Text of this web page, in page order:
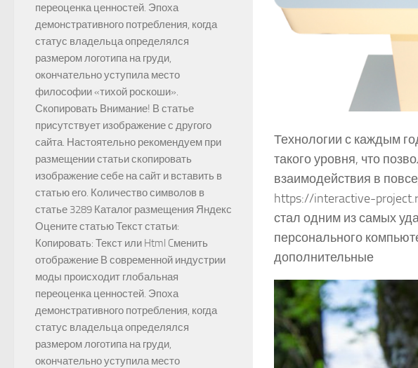
Технологии с каждым
такого уровня, что
взаимодействия в
https://interactive-
стал одним из самых
персонального
дополнительные
переоценка ценностей. Эпоха
демонстративного потребления, когда
статус владельца определялся
размером логотипа на груди,
окончательно уступила место
философии «тихой роскоши».
Скопировать Внимание! В статье
присутствует изображение с другого
сайта. Настоятельно рекомендуем при
размещении статьи скопировать
изображение себе на сайт и вставить в
статью его. Количество символов в
статье 3289 Каталог размещения Яндекс
Оцените статью Текст статьи:
Копировать: Текст или Html Cменить
отображение В современной индустрии
моды происходит глобальная
переоценка ценностей. Эпоха
демонстративного потребления, когда
статус владельца определялся
размером логотипа на груди,
окончательно уступила место